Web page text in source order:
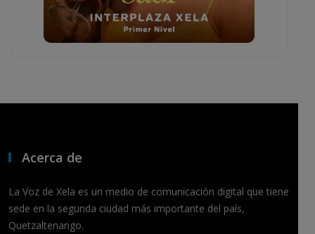
Acerca de
La Voz de Xela es un medio de comunicación digital que tiene
sede en la segunda ciudad más importante del país,
Quetzaltenango.